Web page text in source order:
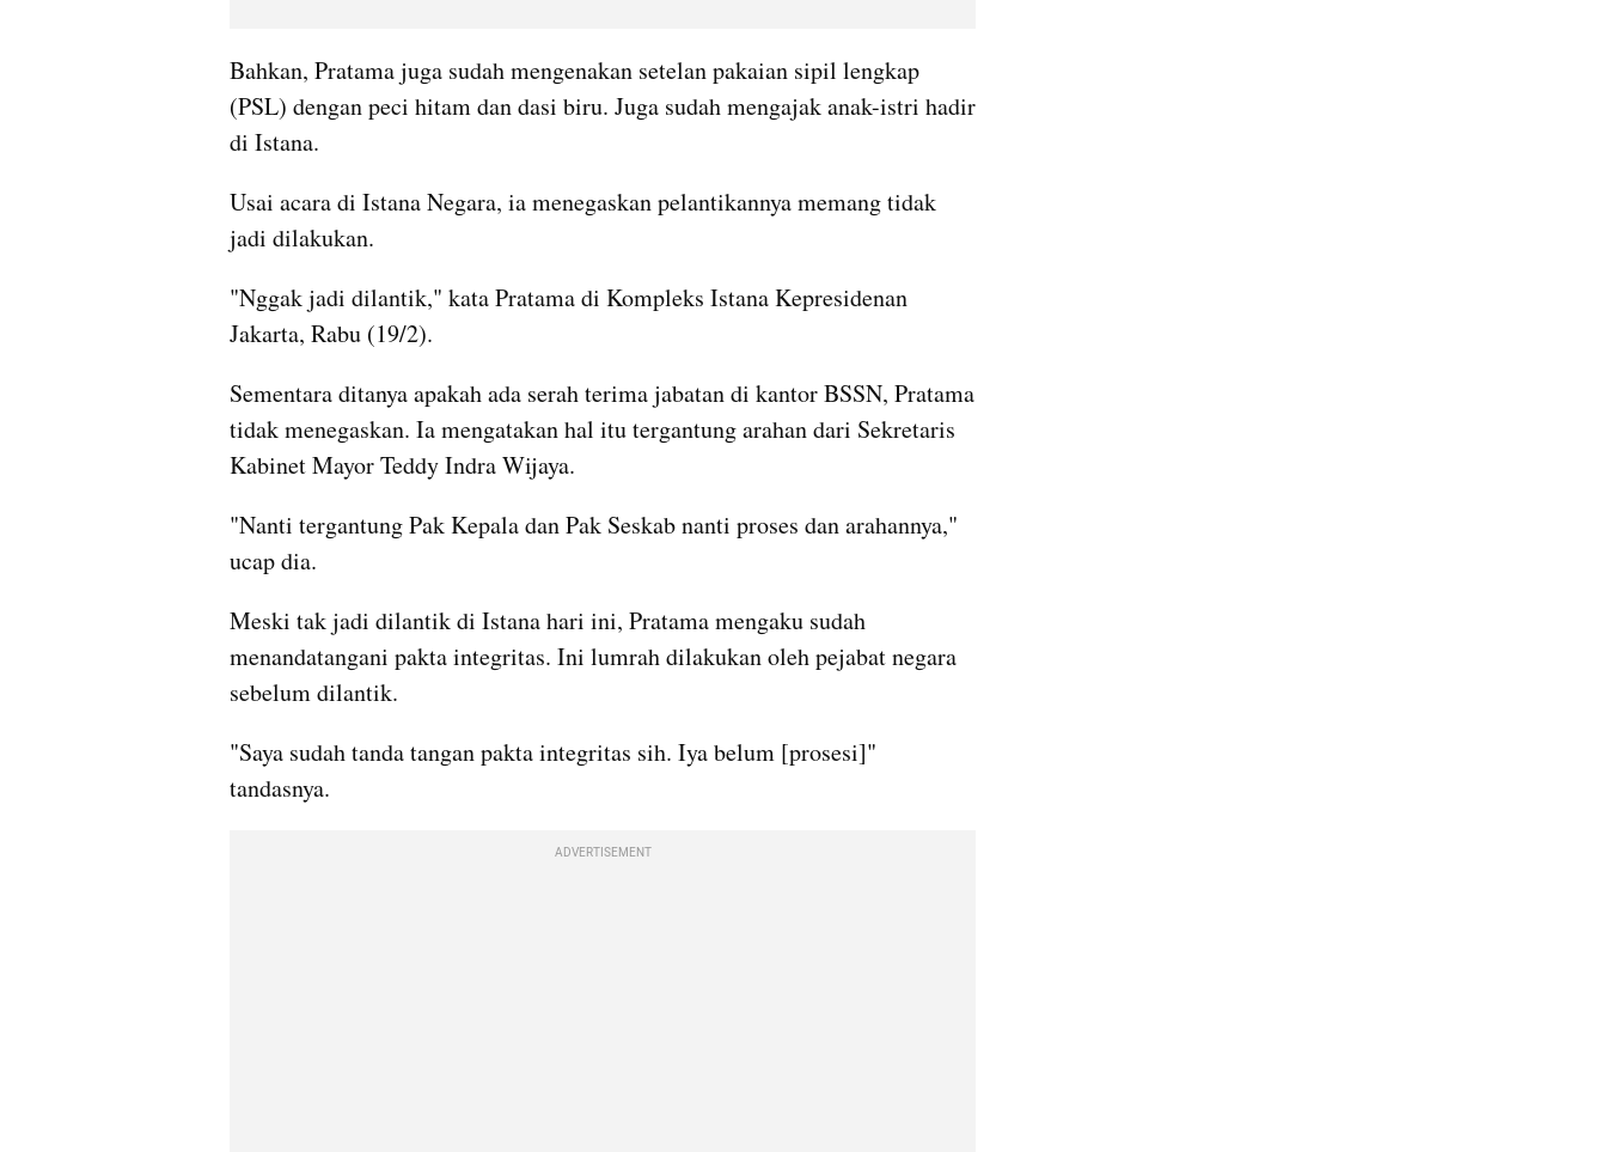
Bahkan, Pratama juga sudah mengenakan setelan pakaian sipil lengkap
(PSL) dengan peci hitam dan dasi biru. Juga sudah mengajak anak-istri hadir
di Istana.
Usai acara di Istana Negara, ia menegaskan pelantikannya memang tidak
jadi dilakukan.
"Nggak jadi dilantik," kata Pratama di Kompleks Istana Kepresidenan
Jakarta, Rabu (19/2).
Sementara ditanya apakah ada serah terima jabatan di kantor BSSN, Pratama
tidak menegaskan. Ia mengatakan hal itu tergantung arahan dari Sekretaris
Kabinet Mayor Teddy Indra Wijaya.
"Nanti tergantung Pak Kepala dan Pak Seskab nanti proses dan arahannya,"
ucap dia.
Meski tak jadi dilantik di Istana hari ini, Pratama mengaku sudah
menandatangani pakta integritas. Ini lumrah dilakukan oleh pejabat negara
sebelum dilantik.
"Saya sudah tanda tangan pakta integritas sih. Iya belum [prosesi]"
tandasnya.
ADVERTISEMENT